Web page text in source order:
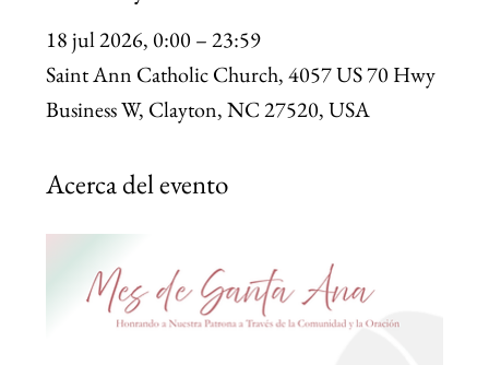
18 jul 2026, 0:00 – 23:59
Saint Ann Catholic Church, 4057 US 70 Hwy
Business W, Clayton, NC 27520, USA
Acerca del evento